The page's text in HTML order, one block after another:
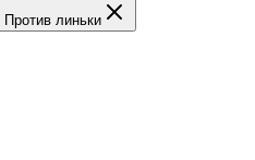
Против линьки